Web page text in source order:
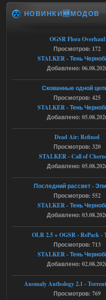
Спавнер + Правки +
City Final
Stalker-Mods-Clan-su
Доступно только для
Спавнер + Правки +
City Final
Что то не работает
все устанавливал по
мануалу......
06.08.2026
Игра для сталкера 21-очко
ruslanpyrusov
ставки в файлах чтобы
ставить больше 1 к
05.08.2026
Тайна Зоны - Remaster
Stalker-Mods-Clan-su
НОВИНКИ🆕МОДОВ
OGSR Flora Overhaul
Просмотров: 172
STALKER - Тень
Добавлено:
Скованные одной
Просмотров: 425
STALKER - Тень
Добавлено:
Dead Air: Refined
Просмотров: 320
STALKER - Call of
Добавлено:
Последний рассвет -
Просмотров: 552
STALKER - Тень
Добавлено:
OLR 2.5 + OGSR - RePack -
Просмотров: 713
STALKER - Тень
Добавлено:
Anomaly Anthology 2.1 -
Просмотров: 769